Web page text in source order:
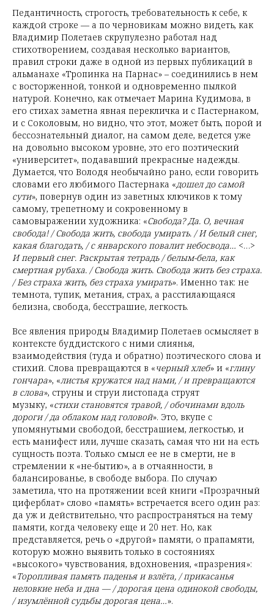
Педантичность, строгость, требовательность к себе, к
каждой строке — а по черновикам можно видеть, как
Владимир Полетаев скрупулезно работал над
стихотворением, создавая несколько вариантов,
правил строки даже в одной из первых публикаций в
альманахе «Тропинка на Парнас» – соединились в нем
с восторженной, тонкой и одновременно пылкой
натурой. Конечно, как отмечает Марина Кудимова, в
его стихах заметна явная перекличка и с Пастернаком,
и с Соколовым, но видно, что этот, может быть, порой и
бессознательный диалог, на самом деле, ведется уже
на довольно высоком уровне, это его поэтический
«университет», подававший прекрасные надежды.
Думается, что Володя необычайно рано, если говорить
словами его любимого Пастернака «дошел до самой
сути», повернув один из заветных ключиков к тому
самому, трепетному и сокровенному в
самовыражении художника: «Свобода? Да. О, вечная
свобода! / Свобода жить, свобода умирать. / И белый снег,
какая благодать, / с январского повалит небосвода… <…>
И первый снег. Раскрытая тетрадь / белым-бела, как
смертная рубаха. / Свобода жить. Свобода жить без страха.
/ Без страха жить, без страха умирать». Именно так: не
темнота, тупик, метания, страх, а расстилающаяся
белизна, свобода, бесстрашие, легкость.
Все явления природы Владимир Полетаев осмысляет в
контексте буддистского с ними слиянья,
взаимодействия (туда и обратно) поэтического слова и
стихий. Слова превращаются в «черный хлеб» и «глину
гончара», «листья кружатся над нами, / и превращаются
в слова», струны и струи листопада струят
музыку, «стихи становятся травой, / обочинами вдоль
дороги / да облаком над головой». Это, вкупе с
упомянутыми свободой, бесстрашием, легкостью, и
есть манифест или, лучше сказать, самая что ни на есть
сущность поэта. Только смысл ее не в смерти, не в
стремлении к «не-бытию», а в отчаянности, в
балансированье, в свободе выбора. По случаю
заметила, что на протяжении всей книги «Прозрачный
циферблат» слово «память» встречается всего один раз:
да уж и действительно, что распространяться на тему
памяти, когда человеку еще и 20 нет. Но, как
представляется, речь о «другой» памяти, о прапамяти,
которую можно выявить только в состояниях
«высокого» чувствования, вдохновения, «празрения»:
«Торопливая память паденья и взлёта, / прикасанья
неловкие неба и дна — / дорогая цена одинокой свободы,
/ изумлённой судьбы дорогая цена…».